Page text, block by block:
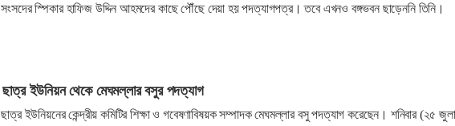
সংসদের স্পিকার হাফিজ উদ্দিন আহমদের কাছে পৌঁছে দেয়া হয় পদত্যাগপত্র। তবে এখনও বঙ্গভবন ছাড়েননি তিনি।
ছাত্র ইউনিয়ন থেকে মেঘমল্লার বসুর পদত্যাগ
ছাত্র ইউনিয়নের কেন্দ্রীয় কমিটির শিক্ষা ও গবেষণাবিষয়ক সম্পাদক মেঘমল্লার বসু পদত্যাগ করেছেন। শনিবার (২৫